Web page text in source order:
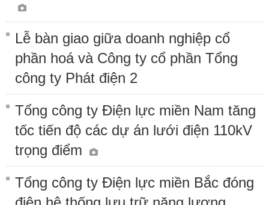
Lễ bàn giao giữa doanh nghiệp cổ
phần hoá và Công ty cổ phần Tổng
công ty Phát điện 2
Tổng công ty Điện lực miền Nam tăng
tốc tiến độ các dự án lưới điện 110kV
trọng điểm
Tổng công ty Điện lực miền Bắc đóng